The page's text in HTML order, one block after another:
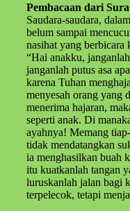
Pembacaan dari
Saudara-saudara,
belum sampai
nasihat yang berbicara
“Hai anakku,
janganlah putus asa
karena Tuhan
menyesah orang yang
menerima hajaran,
seperti anak. Di
ayahnya! Memang
tidak mendatangkan
ia menghasilkan buah
itu kuatkanlah tangan
luruskanlah jalan bagi
terpelecok, tetapi